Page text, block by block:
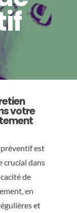
votre
préventif est
crucial dans
de
en
et